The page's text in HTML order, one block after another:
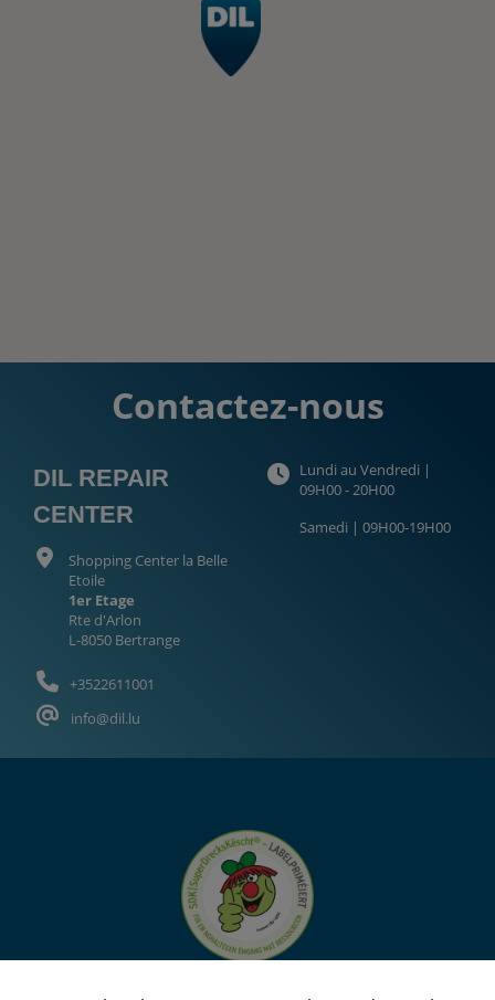
Contactez-nous
DIL REPAIR
CENTER
Shopping Center la Belle
Etoile
1er Etage
Rte d'Arlon
L-8050 Bertrange
+3522611001
info@dil.lu
Lundi au Vendredi |
09H00 - 20H00
Samedi | 09H00-19H00